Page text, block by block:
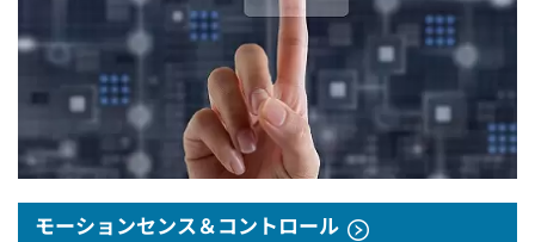
モーションセンス＆コントロール